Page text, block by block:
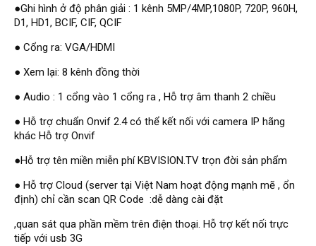
Đầu ghi Dahua
Thiết bị chống trộm
Thiết bị chống trộm Paradox
Thiết bị Enforcer
access control
Khóa điện tử VIRO
Khóa điện tử KBVISION
Access control Syris
LẮP ĐẶT CAMERA TRỌN GÓI
GIẢI PHÁP CAMERA AN NINH
●Ghi hình ở độ phân giải : 1 kênh 5MP/4MP,1080P, 720P, 960H,
D1, HD1, BCIF, CIF, QCIF
● Cổng ra: VGA/HDMI
● Xem lại: 8 kênh đồng thời
● Audio : 1 cổng vào 1 cổng ra , Hỗ trợ âm thanh 2 chiều
● Hỗ trợ chuẩn Onvif 2.4 có thể kết nối với camera IP hãng
khác Hỗ trợ Onvif
●Hỗ trợ tên miền miễn phí KBVISION.TV trọn đời sản phẩm
● Hỗ trợ Cloud (server tại Việt Nam hoạt động mạnh mẽ , ổn
định) chỉ cần scan QR Code :dễ dàng cài đặt
,quan sát qua phần mềm trên điện thoại. Hỗ trợ kết nối trực
tiếp với usb 3G